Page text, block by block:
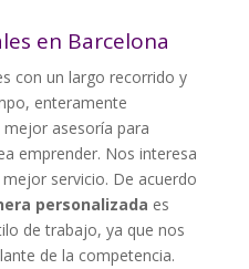
en Barcelona
con un largo recorrido y
enteramente
asesoría para
emprender. Nos interesa
servicio. De acuerdo
personalizada es
de trabajo, ya que nos
de la competencia.